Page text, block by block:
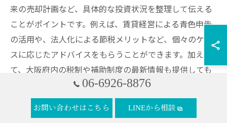
来の売却計画など、具体的な投資状況を整理して伝える
ことがポイントです。例えば、賃貸経営による青色申告
の活用や、法人化による節税メリットなど、個々のケー
スに応じたアドバイスをもらうことができます。加え
て、大阪府内の税制や補助制度の最新情報も提供しても
らえるため、変化の激しい税制環境に柔軟に対応できま
注意点として、税理士選びは「不動産に強い税理士 大
06-6926-8876
お問い合わせはこちら LINEから相談